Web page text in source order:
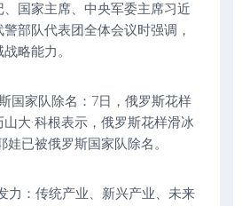
国家主席、中央军委主席习近
部队代表团全体会议时强调，
略能力。
国家队除名：7日，俄罗斯花样
大·科根表示，俄罗斯花样滑冰
娃已被俄罗斯国家队除名。
力：传统产业、新兴产业、未来